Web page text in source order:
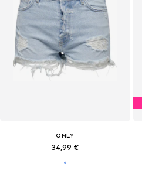
ONLY
34,99 €